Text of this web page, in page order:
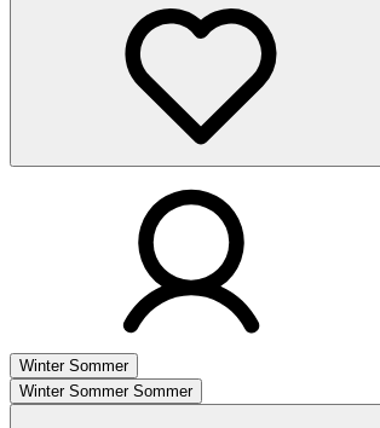
Winter Sommer
Winter Sommer Sommer